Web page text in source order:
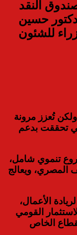
النقد
حسين
للشئون
تُعزز مرونة
تحققت بدعم
تنموي شامل،
المصري، ويعالج
الأعمال،
القومي
الخاص